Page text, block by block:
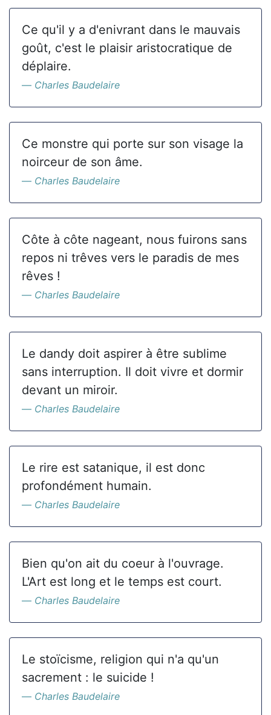
Ce qu'il y a d'enivrant dans le mauvais
goût, c'est le plaisir aristocratique de
déplaire.
Charles Baudelaire
Ce monstre qui porte sur son visage la
noirceur de son âme.
Charles Baudelaire
Côte à côte nageant, nous fuirons sans
repos ni trêves vers le paradis de mes
rêves !
Charles Baudelaire
Le dandy doit aspirer à être sublime
sans interruption. Il doit vivre et dormir
devant un miroir.
Charles Baudelaire
Le rire est satanique, il est donc
profondément humain.
Charles Baudelaire
Bien qu'on ait du coeur à l'ouvrage.
L'Art est long et le temps est court.
Charles Baudelaire
Le stoïcisme, religion qui n'a qu'un
sacrement : le suicide !
Charles Baudelaire